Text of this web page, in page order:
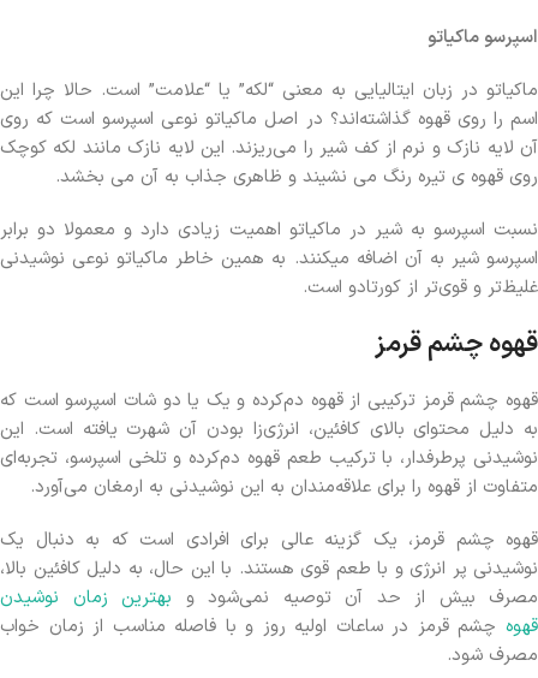
اسپرسو ماکیاتو
ماکیاتو در زبان ایتالیایی به معنی “لکه” یا “علامت” است. حالا چرا این
اسم را روی قهوه گذاشته‌اند؟ در اصل ماکیاتو نوعی اسپرسو است که روی
آن لایه نازک و نرم از کف شیر را می‌ریزند. این لایه نازک مانند لکه کوچک
روی قهوه ی تیره رنگ می نشیند و ظاهری جذاب به آن می بخشد.
نسبت اسپرسو به شیر در ماکیاتو اهمیت زیادی دارد و معمولا دو برابر
اسپرسو شیر به آن اضافه میکنند. به همین خاطر ماکیاتو نوعی نوشیدنی
غلیظ‌تر و قوی‌تر از کورتادو است.
قهوه چشم قرمز
قهوه چشم قرمز ترکیبی از قهوه دم‌کرده و یک یا دو شات اسپرسو است که
به دلیل محتوای بالای کافئین، انرژی‌زا بودن آن شهرت یافته است. این
نوشیدنی پرطرفدار، با ترکیب طعم قهوه دم‌کرده و تلخی اسپرسو، تجربه‌ای
متفاوت از قهوه را برای علاقه‌مندان به این نوشیدنی به ارمغان می‌آورد.
قهوه چشم قرمز، یک گزینه عالی برای افرادی است که به دنبال یک
نوشیدنی پر انرژی و با طعم قوی هستند. با این حال، به دلیل کافئین بالا،
مصرف بیش از حد آن توصیه نمی‌شود و بهترین زمان نوشیدن
قهوه چشم قرمز در ساعات اولیه روز و با فاصله مناسب از زمان خواب
مصرف شود.